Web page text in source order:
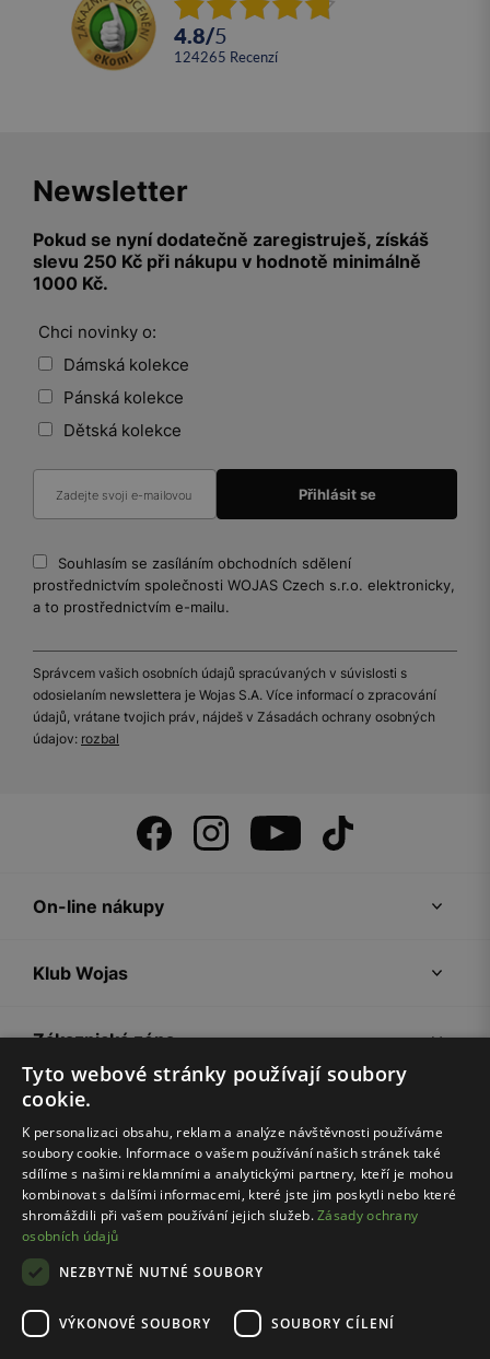
4.8/5
124265 recenzí
Newsletter
Pokud se nyní dodatečně zaregistruješ, získáš
slevu 250 Kč při nákupu v hodnotě minimálně
1000 Kč.
Chci novinky o:
Dámská kolekce
Pánská kolekce
Dětská kolekce
Souhlasím se zasíláním obchodních sdělení
prostřednictvím společnosti WOJAS Czech s.r.o. elektronicky,
a to prostřednictvím e-mailu.
Správcem vašich osobních údajů spracúvaných v súvislosti s
odosielaním newslettera je Wojas S.A. Více informací o zpracování
údajů, vrátane tvojich práv, nájdeš v Zásadách ochrany osobných
údajov: rozbal
On-line nákupy
Klub Wojas
Zákaznická zóna
Společnost Wojas
Rady
Tyto webové stránky používají soubory
cookie.
K personalizaci obsahu, reklam a analýze návštěvnosti používáme
soubory cookie. Informace o vašem používání našich stránek také
sdílíme s našimi reklamními a analytickými partnery, kteří je mohou
kombinovat s dalšími informacemi, které jste jim poskytli nebo které
shromáždili při vašem používání jejich služeb.Zásady ochrany
osobních údajů
NEZBYTNĚ NUTNÉ SOUBORY
VÝKONOVÉ SOUBORY SOUBORY CÍLENÍ